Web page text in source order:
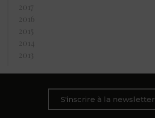
2017
2016
2015
2014
2013
S'inscrire à la newsletter